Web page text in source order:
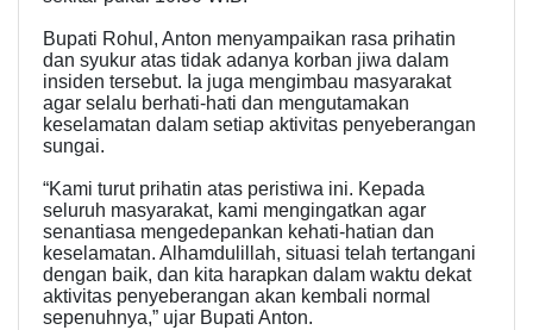
Bupati Rohul, Anton menyampaikan rasa prihatin
dan syukur atas tidak adanya korban jiwa dalam
insiden tersebut. Ia juga mengimbau masyarakat
agar selalu berhati-hati dan mengutamakan
keselamatan dalam setiap aktivitas penyeberangan
sungai.
“Kami turut prihatin atas peristiwa ini. Kepada
seluruh masyarakat, kami mengingatkan agar
senantiasa mengedepankan kehati-hatian dan
keselamatan. Alhamdulillah, situasi telah tertangani
dengan baik, dan kita harapkan dalam waktu dekat
aktivitas penyeberangan akan kembali normal
sepenuhnya,” ujar Bupati Anton.